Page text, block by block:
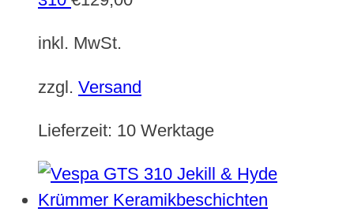
inkl. MwSt.
zzgl. Versand
Lieferzeit: 10 Werktage